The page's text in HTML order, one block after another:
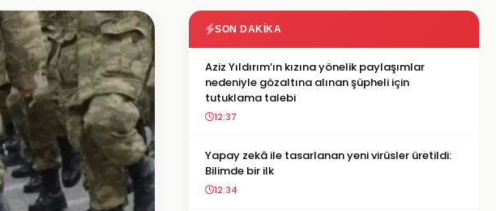
SON DAKIKA
Aziz Yıldırım’ın kızına yönelik paylaşımlar
nedeniyle gözaltına alınan şüpheli için
tutuklama talebi
12:37
Yapay zekâ ile tasarlanan yeni virüsler üretildi:
Bilimde bir ilk
12:34